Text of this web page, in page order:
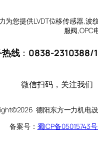
为您提供LVDT位移传感器,波
服阀,OPC
线： 0838-2310388/
微信扫码，关注我们
德阳东方一力机电
备案号： 蜀ICP备05015743